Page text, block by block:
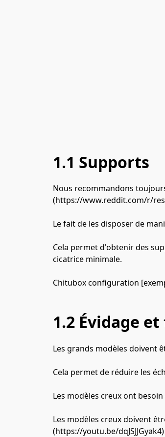
1.1 Supports
Nous recommandons
(https://www.reddit.com/r/
Le fait de les disposer de
Cela permet d'obtenir des
cicatrice minimale.
Chitubox configuration
1.2 Évidage
Les grands modèles doivent
Cela permet de réduire les
Les modèles creux ont
Les modèles creux doivent
(https://youtu.be/